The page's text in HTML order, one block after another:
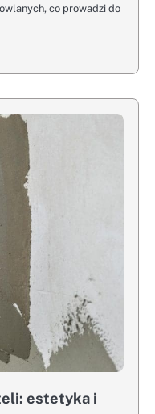
co prowadzi do
estetyka i